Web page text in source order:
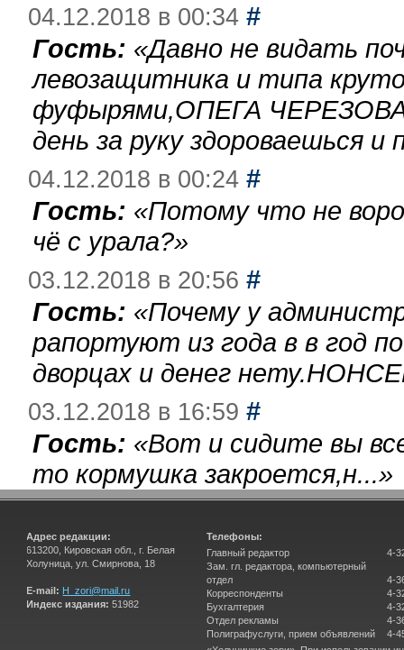
04.12.2018 в 00:34 #
Гость: «Давно не видать
левозащитника и типа
фуфырями,ОПЕГА
день за руку здороваешься
04.12.2018 в 00:24 #
Гость: «Потому что не
чё с урала?»
03.12.2018 в 20:56 #
Гость: «Почему у
рапортуют из года в в год
дворцах и денег
03.12.2018 в 16:59 #
Гость: «Вот и сидите вы
то кормушка закроется,н...»
Адрес редакции:
613200, Кировская обл., г. Белая
Холуница, ул. Смирнова, 18
E-mail: H_zori@mail.ru
Индекс издания: 51982
Телефоны:
Главный редактор
Зам. гл. редактора, компьютерный
отдел
Корреспонденты
Бухгалтерия
Отдел рекламы
Полиграфуслуги, прием объявлений
4-
4-
4-
4-
4-
4-